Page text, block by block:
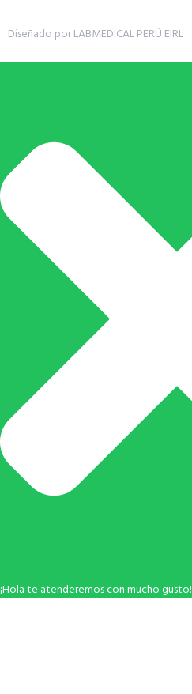
Diseñado por LABMEDICAL PERÚ EIRL
¡Hola te atenderemos con mucho gusto!